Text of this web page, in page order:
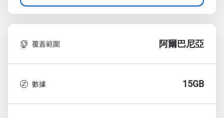
覆蓋範圍 阿爾巴尼亞
數據 15GB